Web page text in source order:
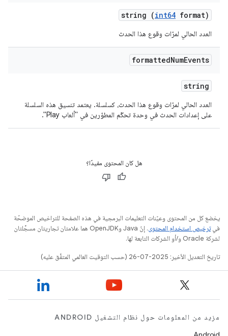
string (int64 format)
العدد الحالي لمرّات وقوع هذا الحدث
formattedNumEvents
string
العدد الحالي لمرّات وقوع هذا الحدث، كسلسلة. يعتمد تنسيق هذه السلسلة
على إعدادات الحدث في وحدة تحكّم المطوّرين في "ألعاب Play".
هل كان المحتوى مفيدًا؟
يخضع كل من المحتوى وعيّنات التعليمات البرمجية في هذه الصفحة للتراخيص الموضحّة
فيترخيص استخدام المحتوى
. إنّ Java وOpenJDK هما علامتان تجاريتان مسجَّلتان
لشركة Oracle و/أو الشركات التابعة لها.
تاريخ التعديل الأخير: 2025-07-26 (حسب التوقيت العالمي المتفَّق عليه)
مزيد من المعلومات حول نظام التشغيل ANDROID